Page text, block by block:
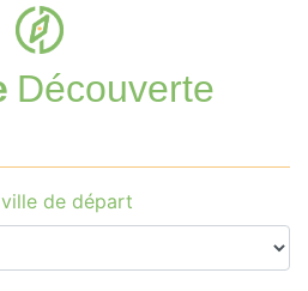
Découverte
de départ